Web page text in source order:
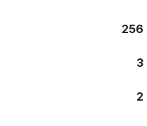
256
3
2